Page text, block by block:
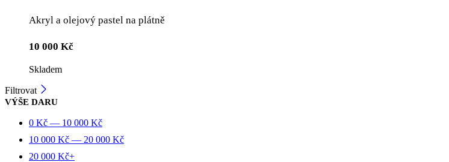
Akryl a olejový pastel na plátně
10 000 Kč
Skladem
Filtrovat
VÝŠE DARU
0 Kč — 10 000 Kč
10 000 Kč — 20 000 Kč
20 000 Kč+